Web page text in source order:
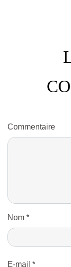
Commentaire
Nom *
E-mail *